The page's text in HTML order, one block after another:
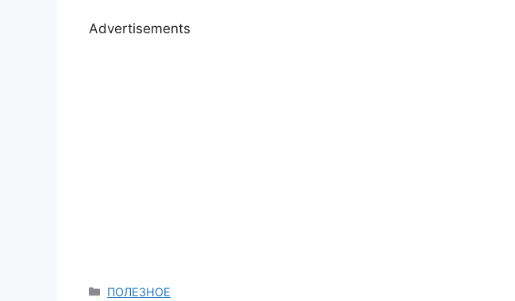
Advertisements
Categories
ПОЛЕЗНОЕ